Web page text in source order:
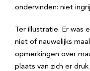
ondervinden: niet
Ter illustratie. Er was
niet of nauwelijks
opmerkingen over
plaats van zich er